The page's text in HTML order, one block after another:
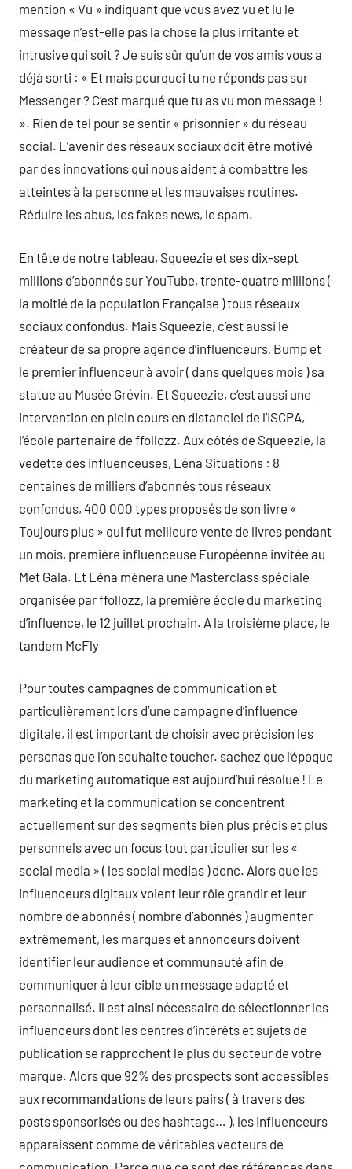
mention « Vu » indiquant que vous avez vu et lu le
message n’est-elle pas la chose la plus irritante et
intrusive qui soit ? Je suis sûr qu’un de vos amis vous a
déjà sorti : « Et mais pourquoi tu ne réponds pas sur
Messenger ? C’est marqué que tu as vu mon message !
». Rien de tel pour se sentir « prisonnier » du réseau
social. L’avenir des réseaux sociaux doit être motivé
par des innovations qui nous aident à combattre les
atteintes à la personne et les mauvaises routines.
Réduire les abus, les fakes news, le spam.
En tête de notre tableau, Squeezie et ses dix-sept
millions d’abonnés sur YouTube, trente-quatre millions (
la moitié de la population Française ) tous réseaux
sociaux confondus. Mais Squeezie, c’est aussi le
créateur de sa propre agence d’influenceurs, Bump et
le premier influenceur à avoir ( dans quelques mois ) sa
statue au Musée Grévin. Et Squeezie, c’est aussi une
intervention en plein cours en distanciel de l’ISCPA,
l’école partenaire de ffollozz. Aux côtés de Squeezie, la
vedette des influenceuses, Léna Situations : 8
centaines de milliers d’abonnés tous réseaux
confondus, 400 000 types proposés de son livre «
Toujours plus » qui fut meilleure vente de livres pendant
un mois, première influenceuse Européenne invitée au
Met Gala. Et Léna mènera une Masterclass spéciale
organisée par ffollozz, la première école du marketing
d’influence, le 12 juillet prochain. A la troisième place, le
tandem McFly
Pour toutes campagnes de communication et
particulièrement lors d’une campagne d’influence
digitale, il est important de choisir avec précision les
personas que l’on souhaite toucher. sachez que l’époque
du marketing automatique est aujourd’hui résolue ! Le
marketing et la communication se concentrent
actuellement sur des segments bien plus précis et plus
personnels avec un focus tout particulier sur les «
social media » ( les social medias ) donc. Alors que les
influenceurs digitaux voient leur rôle grandir et leur
nombre de abonnés ( nombre d’abonnés ) augmenter
extrêmement, les marques et annonceurs doivent
identifier leur audience et communauté afin de
communiquer à leur cible un message adapté et
personnalisé. Il est ainsi nécessaire de sélectionner les
influenceurs dont les centres d’intérêts et sujets de
publication se rapprochent le plus du secteur de votre
marque. Alors que 92% des prospects sont accessibles
aux recommandations de leurs pairs ( à travers des
posts sponsorisés ou des hashtags… ), les influenceurs
apparaissent comme de véritables vecteurs de